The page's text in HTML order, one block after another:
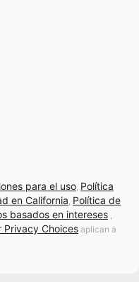
para el uso, Política
en California, Política de
basados en intereses ,
Privacy Choices aplican a